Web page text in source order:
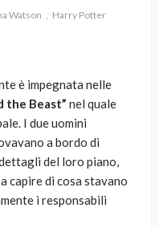
Watson Harry Potter
è impegnata nelle
the Beast” nel quale
I due uomini
a bordo di
del loro piano,
capire di cosa stavano
i responsabili